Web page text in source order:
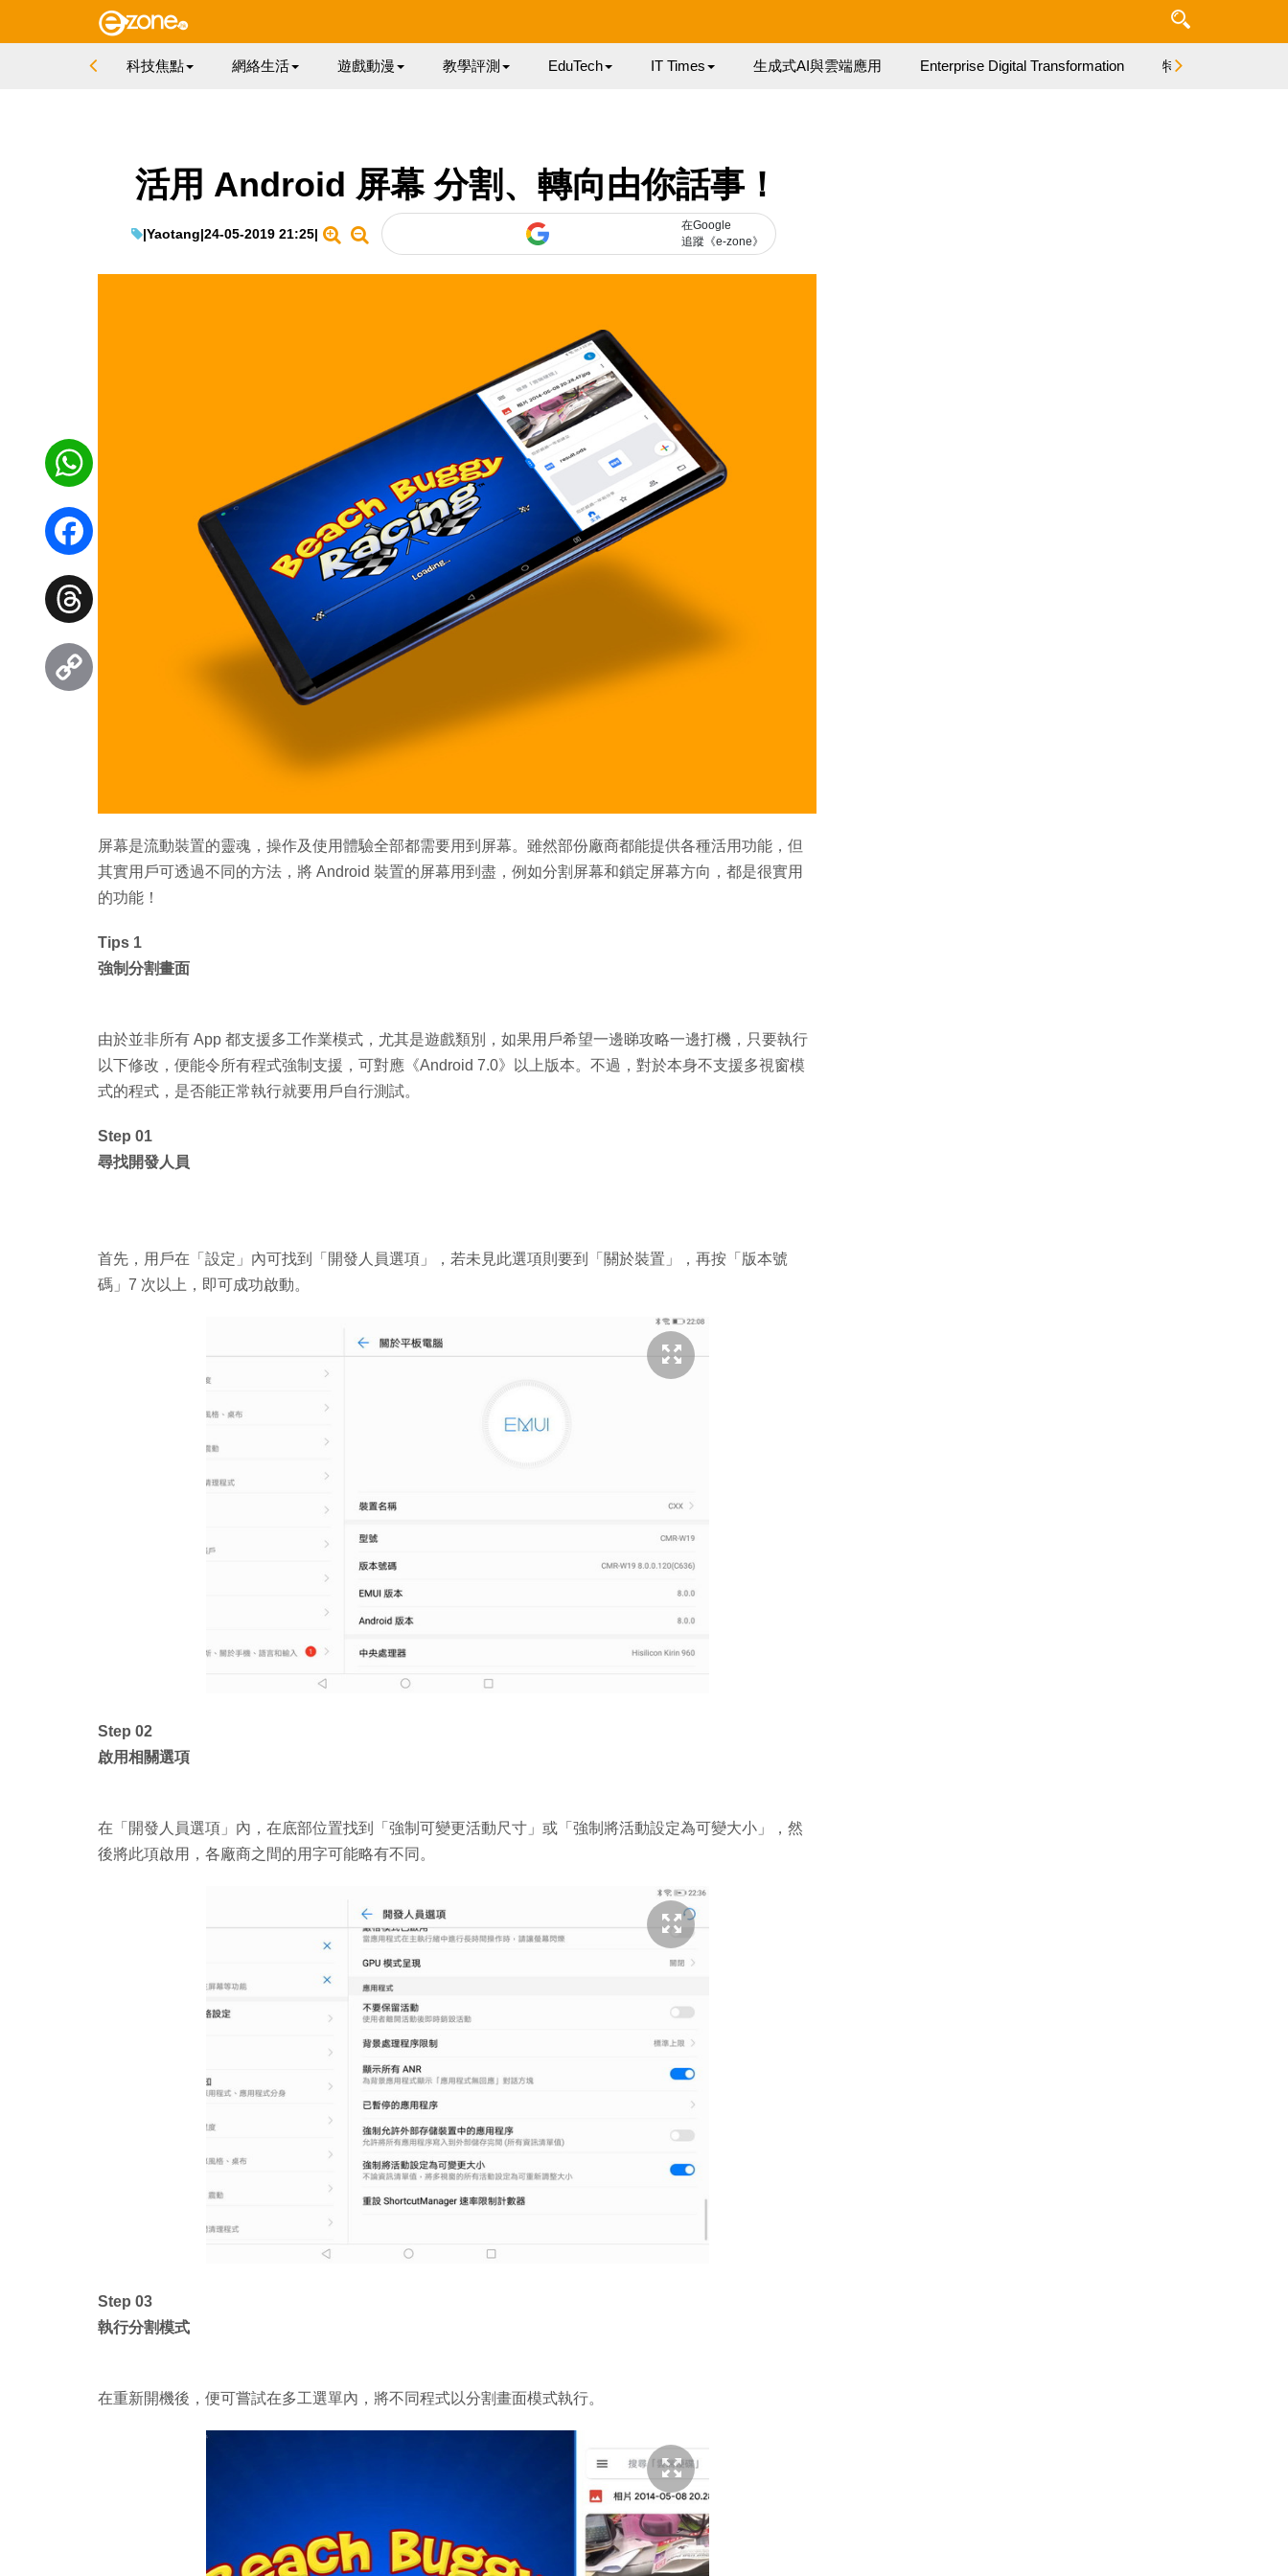
科技焦點 網絡生活 遊戲動漫 教學評測 EduTech IT Times 生成式AI與雲端應用 Enterprise Digital Transformation 特集
活用 Android 屏幕 分割、轉向由你話事！
|Yaotang|24-05-2019 21:25|
在Google
追蹤《e-zone》
屏幕是流動裝置的靈魂，操作及使用體驗全部都需要用到屏幕。雖然部份廠商都能提供各種活用功能，但
其實用戶可透過不同的方法，將 Android 裝置的屏幕用到盡，例如分割屏幕和鎖定屏幕方向，都是很實用
的功能！
Tips 1
強制分割畫面
由於並非所有 App 都支援多工作業模式，尤其是遊戲類別，如果用戶希望一邊睇攻略一邊打機，只要執行
以下修改，便能令所有程式強制支援，可對應《Android 7.0》以上版本。不過，對於本身不支援多視窗模
式的程式，是否能正常執行就要用戶自行測試。
Step 01
尋找開發人員
首先，用戶在「設定」內可找到「開發人員選項」，若未見此選項則要到「關於裝置」，再按「版本號
碼」7 次以上，即可成功啟動。
Step 02
啟用相關選項
在「開發人員選項」內，在底部位置找到「強制可變更活動尺寸」或「強制將活動設定為可變大小」，然
後將此項啟用，各廠商之間的用字可能略有不同。
Step 03
執行分割模式
在重新開機後，便可嘗試在多工選單內，將不同程式以分割畫面模式執行。
WhatsApp
Facebook
Threads